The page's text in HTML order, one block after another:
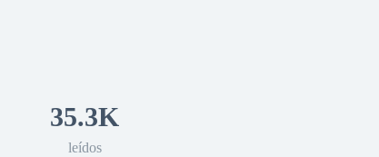
35.3K
leídos